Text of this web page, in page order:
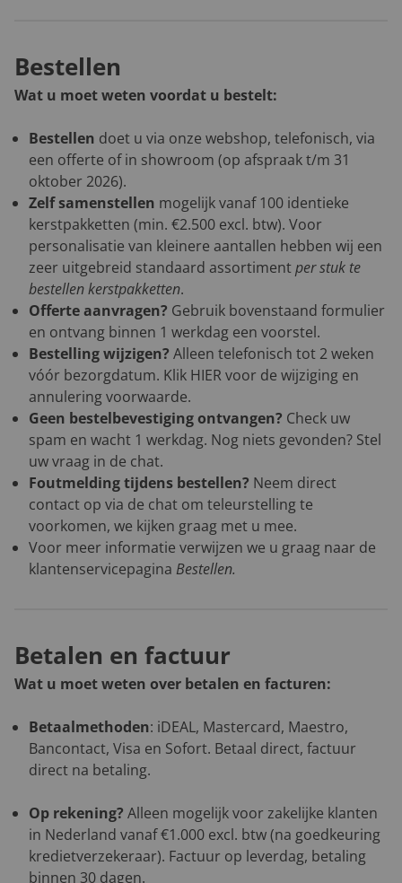
Bestellen
Wat u moet weten voordat u bestelt:
Bestellen doet u via onze webshop, telefonisch, via
een offerte of in showroom (op afspraak t/m 31
oktober 2026).
Zelf samenstellen mogelijk vanaf 100 identieke
kerstpakketten (min. €2.500 excl. btw). Voor
personalisatie van kleinere aantallen hebben wij een
zeer uitgebreid standaard assortimentper stuk te
bestellen kerstpakketten.
Offerte aanvragen? Gebruik bovenstaand formulier
en ontvang binnen 1 werkdag een voorstel.
Bestelling wijzigen? Alleen telefonisch tot 2 weken
vóór bezorgdatum. Klik HIERvoor de wijziging en
annulering voorwaarde.
Geen bestelbevestiging ontvangen? Check uw
spam en wacht 1 werkdag. Nog niets gevonden? Stel
uw vraag in de chat.
Foutmelding tijdens bestellen? Neem direct
contact op via de chat om teleurstelling te
voorkomen, we kijken graag met u mee.
Voor meer informatie verwijzen we u graag naar de
klantenservicepagina Bestellen.
Betalen en factuur
Wat u moet weten over betalen en facturen:
Betaalmethoden: iDEAL, Mastercard, Maestro,
Bancontact, Visa en Sofort. Betaal direct, factuur
direct na betaling.
Op rekening? Alleen mogelijk voor zakelijke klanten
in Nederland vanaf €1.000 excl. btw (na goedkeuring
kredietverzekeraar). Factuur op leverdag, betaling
binnen 30 dagen.